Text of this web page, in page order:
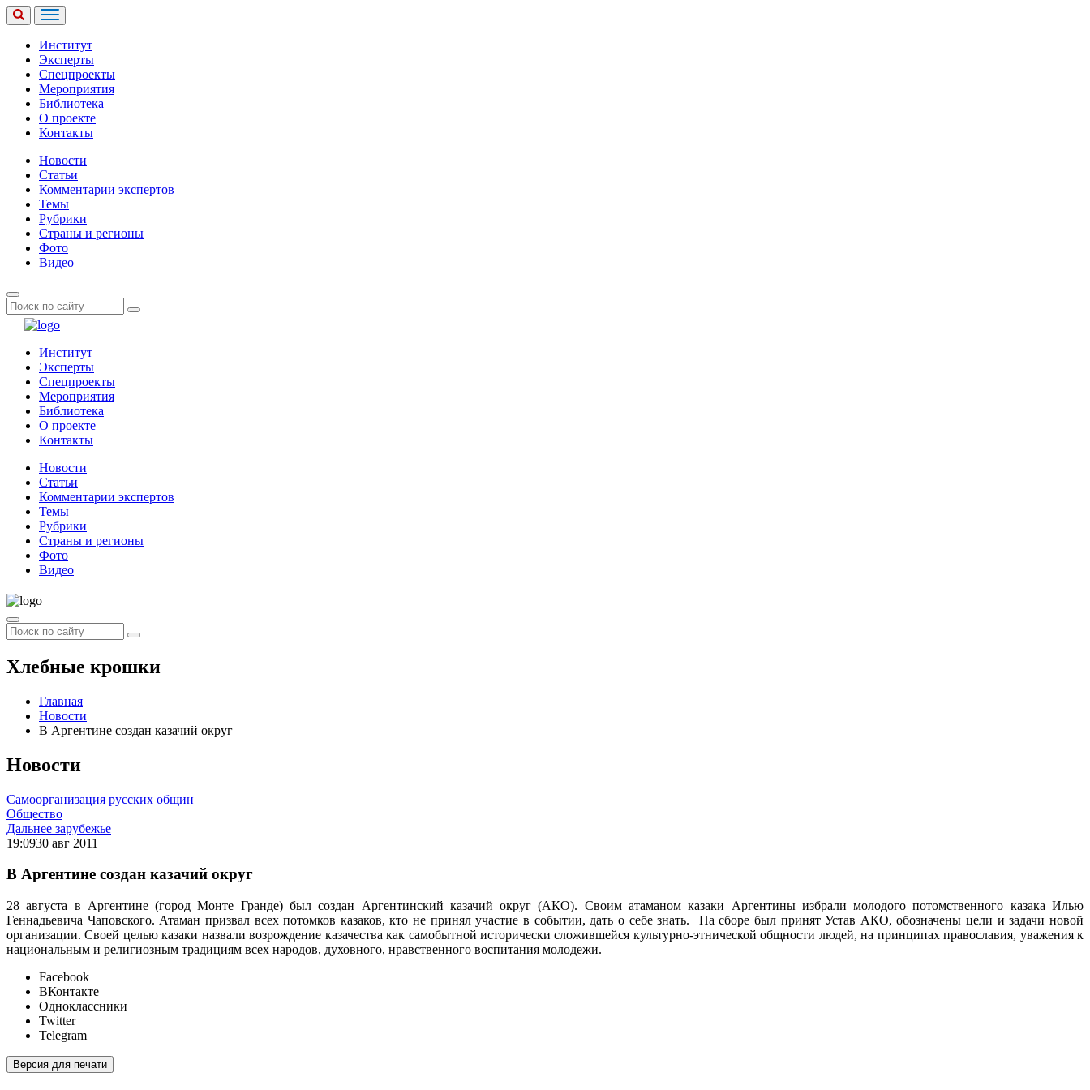
Институт
Эксперты
Спецпроекты
Мероприятия
Библиотека
О проекте
Контакты
Новости
Статьи
Комментарии экспертов
Темы
Рубрики
Страны и регионы
Фото
Видео
Институт
Эксперты
Спецпроекты
Мероприятия
Библиотека
О проекте
Контакты
Новости
Статьи
Комментарии экспертов
Темы
Рубрики
Страны и регионы
Фото
Видео
Хлебные крошки
Главная
Новости
В Аргентине создан казачий округ
Новости
Самоорганизация русских общин
Общество
Дальнее зарубежье
19:0930 авг 2011
В Аргентине создан казачий округ
28 августа в Аргентине (город Монте Гранде) был создан Аргентинский казачий округ (АКО). Своим атаманом казаки Аргентины избрали молодого потомственного казака Илью
Геннадьевича Чаповского. Атаман призвал всех потомков казаков, кто не принял участие в событии, дать о себе знать. На сборе был принят Устав АКО, обозначены цели и задачи новой
организации. Своей целью казаки назвали возрождение казачества как самобытной исторически сложившейся культурно-этнической общности людей, на принципах православия, уважения к
национальным и религиозным традициям всех народов, духовного, нравственного воспитания молодежи.
Facebook
ВКонтакте
Одноклассники
Twitter
Telegram
Версия для печати